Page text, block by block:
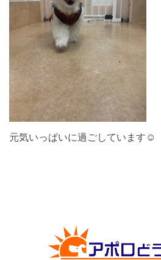
元気いっぱいに過ごしています☺︎